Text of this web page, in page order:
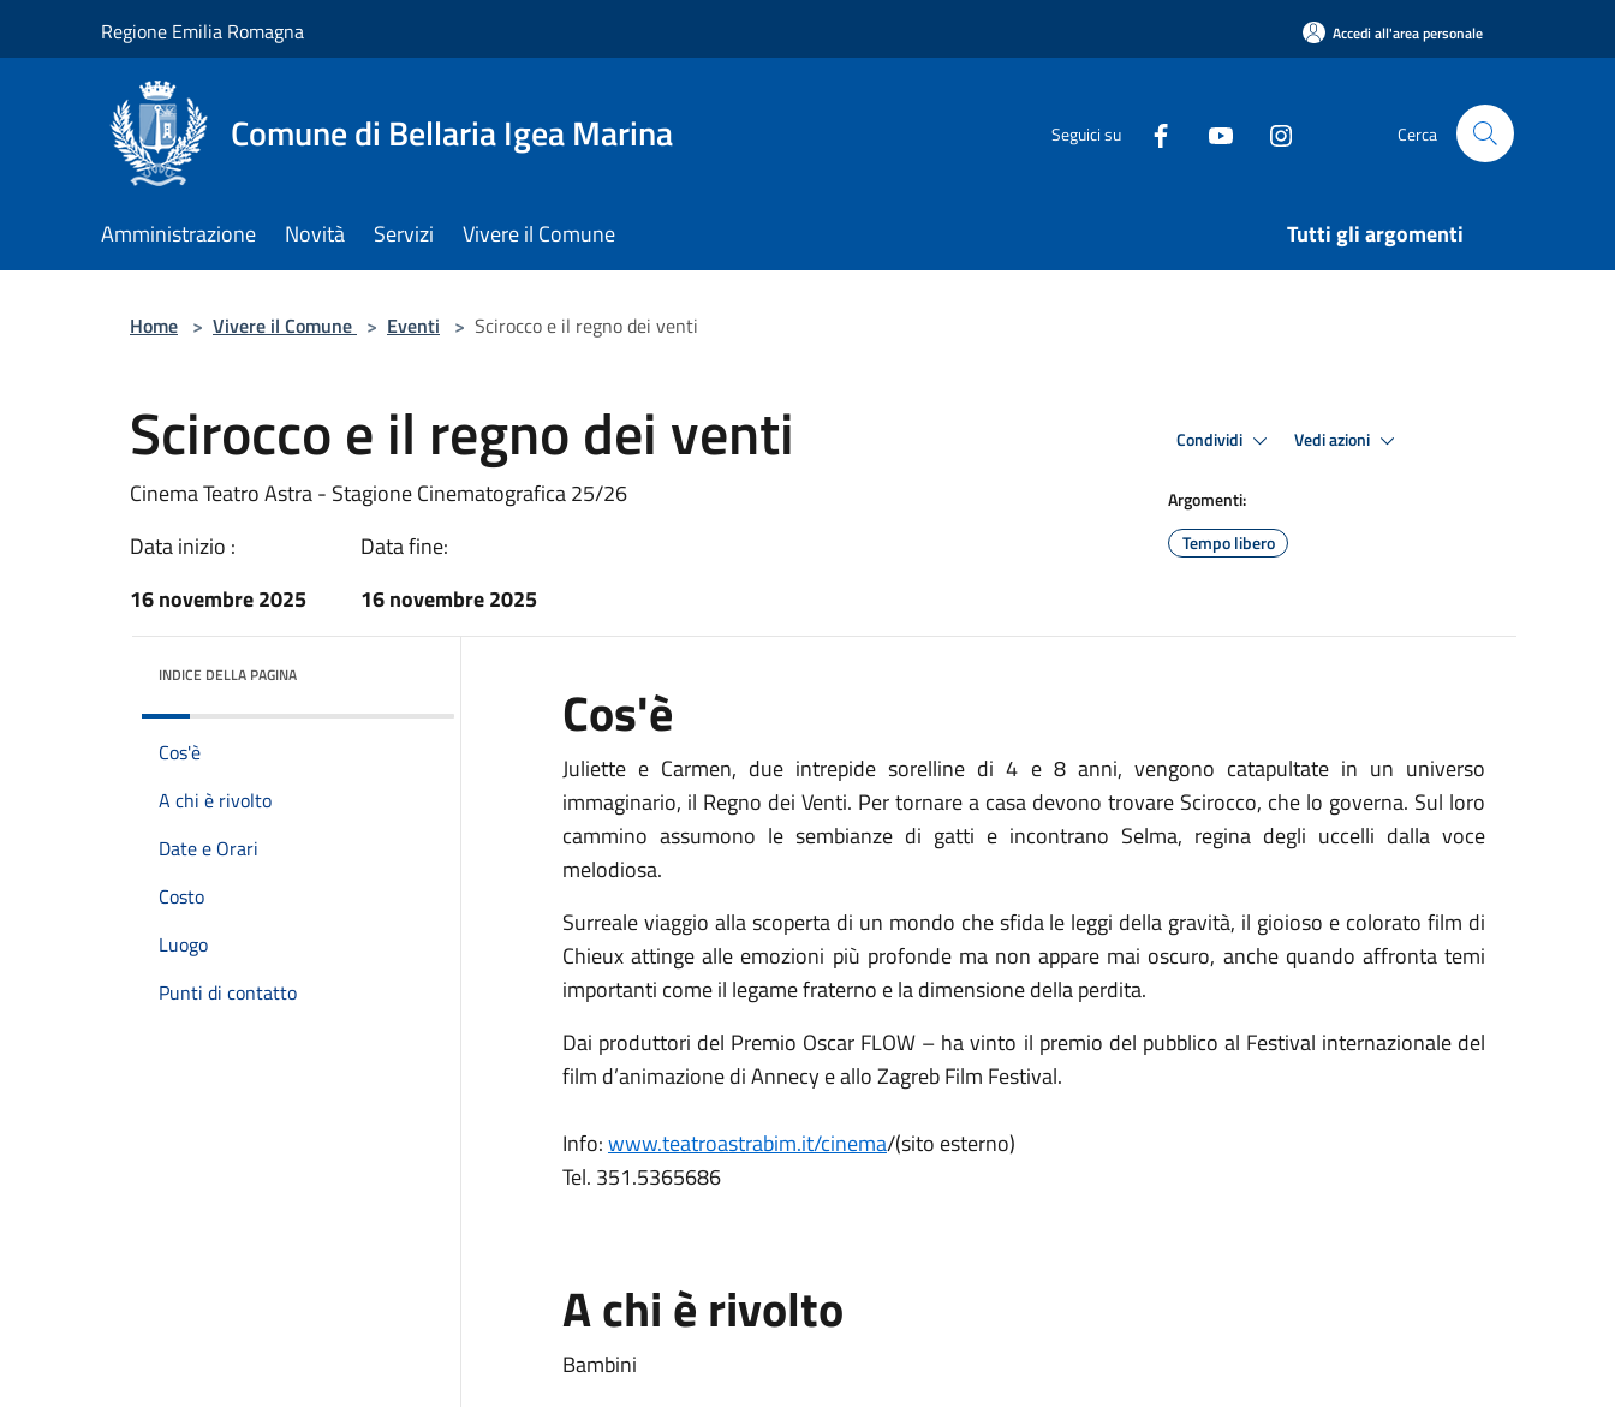
Regione Emilia Romagna Accedi all'area personale
Comune di Bellaria Igea Marina Seguici su Cerca
Amministrazione Novità Servizi Vivere il Comune Tutti gli argomenti
Home > Vivere il Comune > Eventi > Scirocco e il regno dei venti
Scirocco e il regno dei venti
Cinema Teatro Astra - Stagione Cinematografica 25/26
Data inizio :
16 novembre 2025
Data fine:
16 novembre 2025
Condividi Vedi azioni
Argomenti:
Tempo libero
INDICE DELLA PAGINA
Cos'è
A chi è rivolto
Date e Orari
Costo
Luogo
Punti di contatto
Cos'è
Juliette e Carmen, due intrepide sorelline di 4 e 8 anni, vengono catapultate in un universo
immaginario, il Regno dei Venti. Per tornare a casa devono trovare Scirocco, che lo governa. Sul loro
cammino assumono le sembianze di gatti e incontrano Selma, regina degli uccelli dalla voce
melodiosa.
Surreale viaggio alla scoperta di un mondo che sfida le leggi della gravità, il gioioso e colorato film di
Chieux attinge alle emozioni più profonde ma non appare mai oscuro, anche quando affronta temi
importanti come il legame fraterno e la dimensione della perdita.
Dai produttori del Premio Oscar FLOW – ha vinto il premio del pubblico al Festival internazionale del
film d’animazione di Annecy e allo Zagreb Film Festival.
Info:www.teatroastrabim.it/cinema/(sito esterno)
Tel. 351.5365686
A chi è rivolto
Bambini